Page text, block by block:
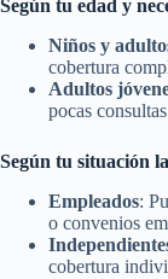
Según tu edad y
Niños y
cobertura
Adultos
pocas
Según tu situación
Empleados:
o convenios
cobertura